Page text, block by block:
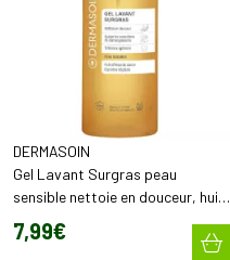
DERMASOIN
Gel Lavant Surgras peau
sensible nettoie en douceur, huile
amande douce & glycérine
végétale (1 L)
7,99€